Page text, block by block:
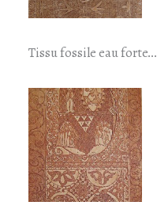
Tissu fossile eau forte…